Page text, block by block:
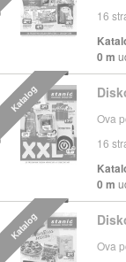
16
0 m
Ova
16
0 m
Katalog
Ova
Katalog